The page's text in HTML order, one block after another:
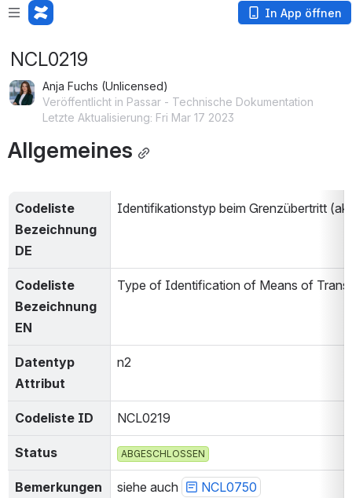
In App öffnen
NCL0219
Anja Fuchs (Unlicensed)
Veröffentlicht in Passar - Technische Dokumentation
Letzte Aktualisierung: Fri Mar 17 2023
Allgemeines
Codeliste
Bezeichnung
DE
Identifikationstyp beim Grenzübertritt
Codeliste
Bezeichnung
EN
Type of Identification of Means of
Datentyp
Attribut
n2
Codeliste ID NCL0219
Status ABGESCHLOSSEN
Bemerkungen siehe auch NCL0750